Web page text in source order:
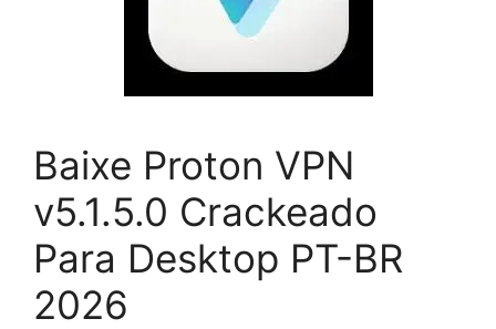
Baixe Proton VPN
v5.1.5.0 Crackeado
Para Desktop PT-BR
2026